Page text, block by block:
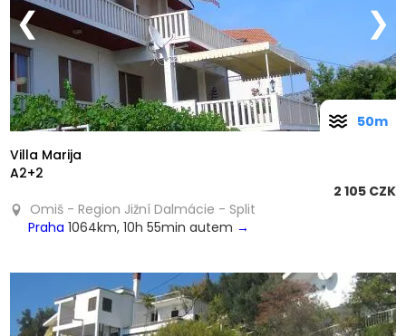
❮ ❯
Villa Marija
A2+2
2 105 CZK
Omiš - Region Jižní Dalmácie - Split
Praha 1064km, 10h 55min autem →
50m